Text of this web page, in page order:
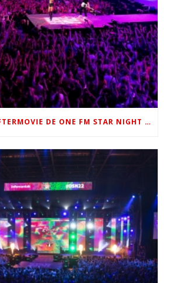
DÉCOUVREZ L’AFTERMOVIE DE ONE FM STAR NIGHT 2022 !